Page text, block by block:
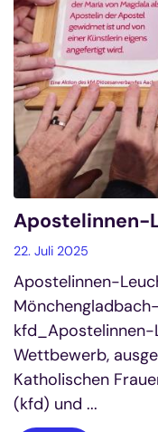
Apostelinnen-
22. Juli 2025
Apostelinnen-
kfd_Apostelinnen-
Wettbewerb,
Katholischen
(kfd) und ...